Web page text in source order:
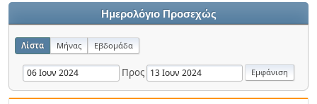
Ημερολόγιο Προσεχώς
Λίστα Μήνας Εβδομάδα
Προς